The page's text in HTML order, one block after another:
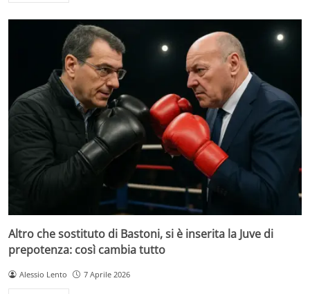
Altro che sostituto di Bastoni, si è inserita la Juve di
prepotenza: così cambia tutto
Alessio Lento 7 Aprile 2026